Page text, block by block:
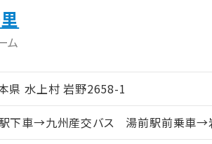
ム
県 水上村 岩野2658-1
下車→九州産交バス 湯前駅前乗車